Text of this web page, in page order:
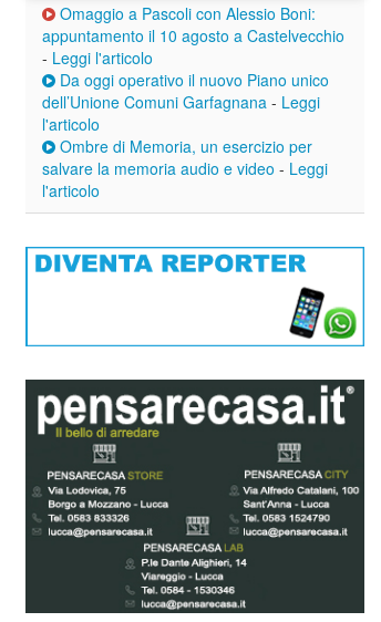
Omaggio a Pascoli con Alessio Boni:
appuntamento il 10 agosto a Castelvecchio
- Leggi l'articolo
Da oggi operativo il nuovo Piano unico
dell’Unione Comuni Garfagnana - Leggi
l'articolo
Ombre di Memoria, un esercizio per
salvare la memoria audio e video - Leggi
l'articolo